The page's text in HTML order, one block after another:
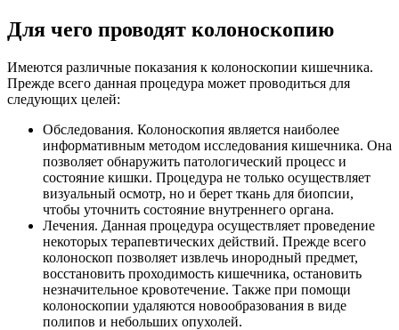
Для чего проводят колоноскопию
Имеются различные показания к колоноскопии кишечника.
Прежде всего данная процедура может проводиться для
следующих целей:
Обследования. Колоноскопия является наиболее
информативным методом исследования кишечника. Она
позволяет обнаружить патологический процесс и
состояние кишки. Процедура не только осуществляет
визуальный осмотр, но и берет ткань для биопсии,
чтобы уточнить состояние внутреннего органа.
Лечения. Данная процедура осуществляет проведение
некоторых терапевтических действий. Прежде всего
колоноскоп позволяет извлечь инородный предмет,
восстановить проходимость кишечника, остановить
незначительное кровотечение. Также при помощи
колоноскопии удаляются новообразования в виде
полипов и небольших опухолей.